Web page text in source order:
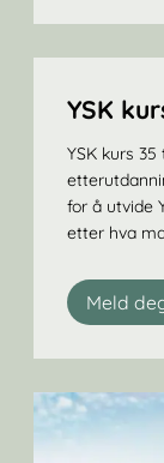
YSK
YSK kurs
for å utvide
etter hva
Meld